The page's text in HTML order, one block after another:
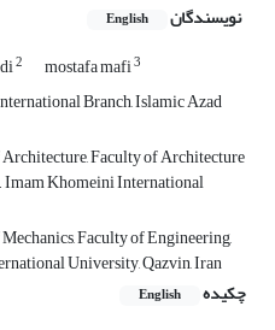
نویسندگان English
2 mostafa mafi3
Branch, Islamic Azad
Faculty of Architecture
Imam Khomeini International
Faculty of Engineering,
University, Qazvin, Iran
چکیده
English